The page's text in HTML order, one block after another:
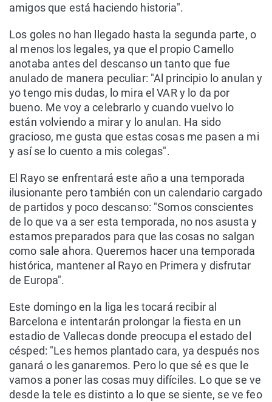
amigos que está haciendo historia".
Los goles no han llegado hasta la segunda parte, o
al menos los legales, ya que el propio Camello
anotaba antes del descanso un tanto que fue
anulado de manera peculiar: "Al principio lo anulan y
yo tengo mis dudas, lo mira el VAR y lo da por
bueno. Me voy a celebrarlo y cuando vuelvo lo
están volviendo a mirar y lo anulan. Ha sido
gracioso, me gusta que estas cosas me pasen a mi
y así se lo cuento a mis colegas".
El Rayo se enfrentará este año a una temporada
ilusionante pero también con un calendario cargado
de partidos y poco descanso: "Somos conscientes
de lo que va a ser esta temporada, no nos asusta y
estamos preparados para que las cosas no salgan
como sale ahora. Queremos hacer una temporada
histórica, mantener al Rayo en Primera y disfrutar
de Europa".
Este domingo en la liga les tocará recibir al
Barcelona e intentarán prolongar la fiesta en un
estadio de Vallecas donde preocupa el estado del
césped: "Les hemos plantado cara, ya después nos
ganará o les ganaremos. Pero lo que sé es que le
vamos a poner las cosas muy difíciles. Lo que se ve
desde la tele es distinto a lo que se siente, se ve feo